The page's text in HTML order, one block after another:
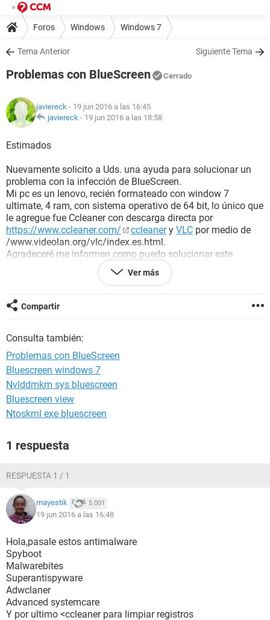
Foros Windows Windows 7
Tema Anterior Siguiente Tema
Problemas con BlueScreen Cerrado
javiereck - 19 jun 2016 a las 16:45
javiereck - 19 jun 2016 a las 18:58
Estimados
Nuevamente solicito a Uds. una ayuda para solucionar un
problema con la infección de BlueScreen.
Mi pc es un lenovo, recién formateado con window 7
ultimate, 4 ram, con sistema operativo de 64 bit, lo único que
le agregue fue Ccleaner con descarga directa por
https://www.ccleaner.com/
ccleanery VLC por medio de
/www.videolan.org/vlc/index.es.html.
Agradeceré me informen como puedo solucionar este
problema, el sintoma que presenta, es al momento de
apagar el equipo, se demora y al encender nuevamente dice
Desde ya gracias.
Saludos Cordiales
Ver más
Compartir
Consulta también:
Problemas con BlueScreen
Bluescreen windows 7
Nvlddmkm sys bluescreen
Bluescreen view
Ntoskrnl exe bluescreen
1 respuesta
RESPUESTA 1 / 1
mayestik 5.001
19 jun 2016 a las 16:48
Hola,pasale estos antimalware
Spyboot
Malwarebites
Superantispyware
Adwclaner
Advanced systemcare
Y por ultimo <ccleaner para limpiar registros